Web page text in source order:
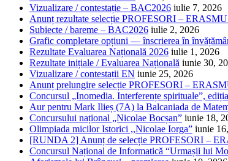
Vizualizare / contestație – BAC2026 iulie 7, 2026
Anunț rezultate selecție PROFESORI –
Subiecte / bareme – BAC2026 iulie 2, 2026
Grafic completare opțiuni — înscrierea în
Rezultate Evaluarea Națională 2026 iulie 1, 2026
Rezultate inițiale / Evaluarea Națională iunie 30,
Vizualizare / contestații EN iunie 25, 2026
Anunț prelungire selecție PROFESORI –
Concursul „Inomedia. Interferențe spirituale”,
Aur pentru Mark Ilieș (7A) la Balcaniada de
Concursului național „Nicolae Bocșan” iunie 18,
Olimpiada micilor Istorici ,,Nicolae Iorga” iunie
[RUNDA 2] Anunț de selecție PROFESORI –
Concursul Național de Informatică “Urmașii lui